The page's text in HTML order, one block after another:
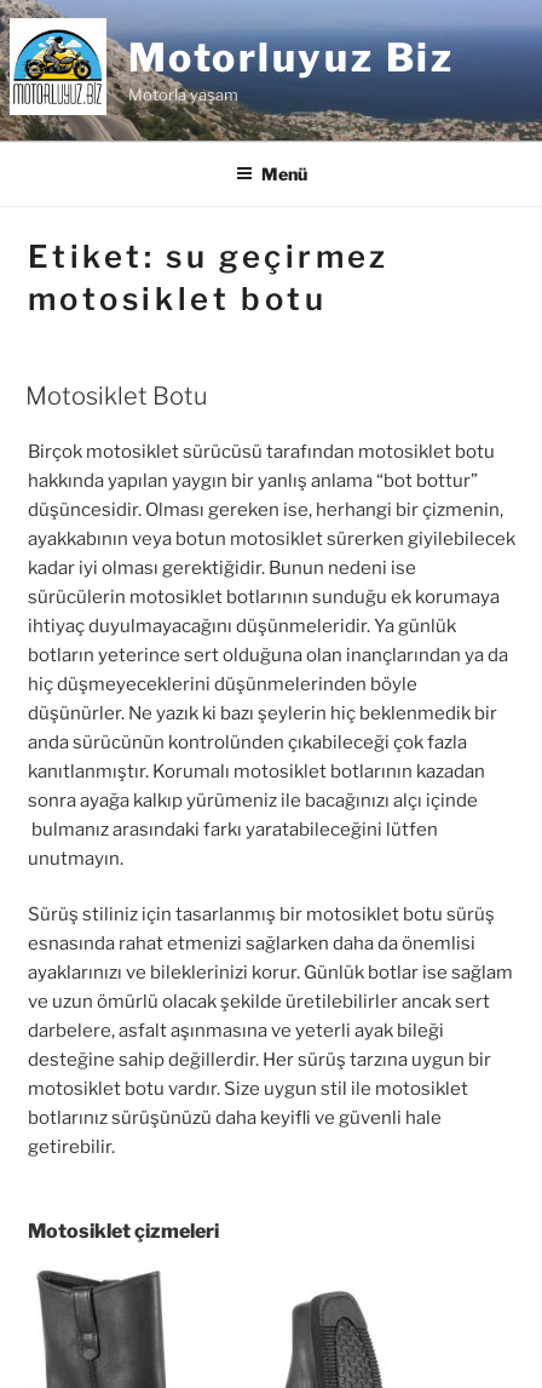
İçeriğe
geç
Motorluyuz Biz
Motorla yaşam
Menü
Etiket:su geçirmez
motosiklet botu
Motosiklet Botu
Birçok motosiklet sürücüsü tarafından motosiklet botu
hakkında yapılan yaygın bir yanlış anlama “bot bottur”
düşüncesidir. Olması gereken ise, herhangi bir çizmenin,
ayakkabının veya botun motosiklet sürerken giyilebilecek
kadar iyi olması gerektiğidir. Bunun nedeni ise
sürücülerin motosiklet botlarının sunduğu ek korumaya
ihtiyaç duyulmayacağını düşünmeleridir. Ya günlük
botların yeterince sert olduğuna olan inançlarından ya da
hiç düşmeyeceklerini düşünmelerinden böyle
düşünürler. Ne yazık ki bazı şeylerin hiç beklenmedik bir
anda sürücünün kontrolünden çıkabileceği çok fazla
kanıtlanmıştır. Korumalı motosiklet botlarının kazadan
sonra ayağa kalkıp yürümeniz ile bacağınızı alçı içinde
bulmanız arasındaki farkı yaratabileceğini lütfen
unutmayın.
Sürüş stiliniz için tasarlanmış bir motosiklet botu sürüş
esnasında rahat etmenizi sağlarken daha da önemlisi
ayaklarınızı ve bileklerinizi korur. Günlük botlar ise sağlam
ve uzun ömürlü olacak şekilde üretilebilirler ancak sert
darbelere, asfalt aşınmasına ve yeterli ayak bileği
desteğine sahip değillerdir. Her sürüş tarzına uygun bir
motosiklet botu vardır. Size uygun stil ile motosiklet
botlarınız sürüşünüzü daha keyifli ve güvenli hale
getirebilir.
Motosiklet çizmeleri